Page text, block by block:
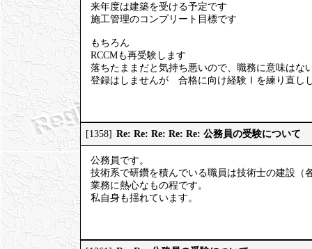
来年度は建築を受ける予定です
施工管理のコンプリート目標です
もちろん
RCCMも再受験します
落ちたままだと気持ち悪いので、職務に意味はな
登録はしませんが 合格に向け経験Ⅰを練り直し
[1358] Re: Re: Re: Re: Re: 公務員の受験について
公務員です。
技術系で研鑽を積んでいる職員は技術士の建設（
業務に熱心なもの程です。
私自身も揺れています。